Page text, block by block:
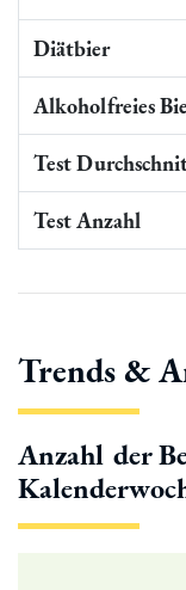
Diätbier
Alkoholfreies
Test
Test Anzahl
Trends &
Anzahl der